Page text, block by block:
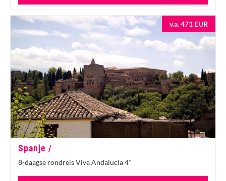
v.a. 471 EUR
Spanje /
8-daagse rondreis Viva Andalucia 4*